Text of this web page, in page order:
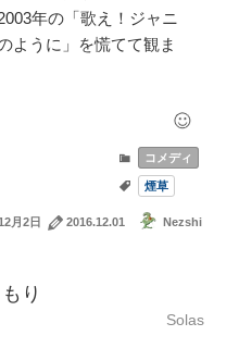
年の「歌え！ジャニ
ように」を慌てて観ま
コメディ
煙草
月2日 2016.12.01 Nezshi
り
Solas